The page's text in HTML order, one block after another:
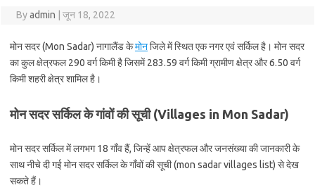
Byadmin जून 18, 2022
मोन सदर (Mon Sadar) नागालैंड केमोनजिले में स्थित एक नगर एवं सर्किल है। मोन सदर
का कुल क्षेत्रफल 290 वर्ग किमी है जिसमें 283.59 वर्ग किमी ग्रामीण क्षेत्र और 6.50 वर्ग
किमी शहरी क्षेत्र शामिल है।
मोन सदर सर्किल के गांवों की सूची (Villages in Mon Sadar)
मोन सदर सर्किल में लगभग 18 गाँव हैं, जिन्हें आप क्षेत्रफल और जनसंख्या की जानकारी के
साथ नीचे दी गई मोन सदर सर्किल के गाँवों की सूची (mon sadar villages list) से देख
सकते हैं।